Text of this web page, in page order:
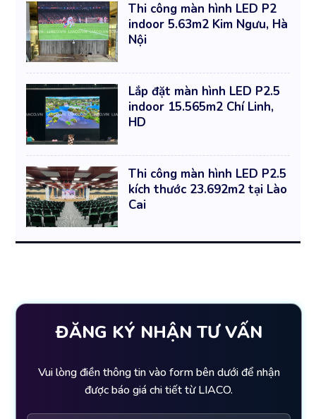
Thi công màn hình LED P2
indoor 5.63m2 Kim Ngưu, Hà
Nội
Lắp đặt màn hình LED P2.5
indoor 15.565m2 Chí Linh,
HD
Thi công màn hình LED P2.5
kích thước 23.692m2 tại Lào
Cai
ĐĂNG KÝ NHẬN TƯ VẤN
Vui lòng điền thông tin vào form bên dưới để nhận
được báo giá chi tiết từ LIACO.